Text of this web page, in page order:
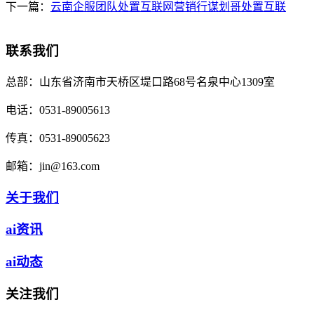
下一篇： 云南企服团队处置互联网营销行谋划哥处置互联
联系我们
总部： 山东省济南市天桥区堤口路68号名泉中心1309室
电话： 0531-89005613
传真： 0531-89005623
邮箱： jin@163.com
关于我们
ai资讯
ai动态
关注我们